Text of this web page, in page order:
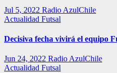
Jul 5, 2022 Radio AzulChile
Actualidad Futsal
Decisiva fecha vivirá el equipo
Jun 24, 2022 Radio AzulChile
Actualidad Futsal